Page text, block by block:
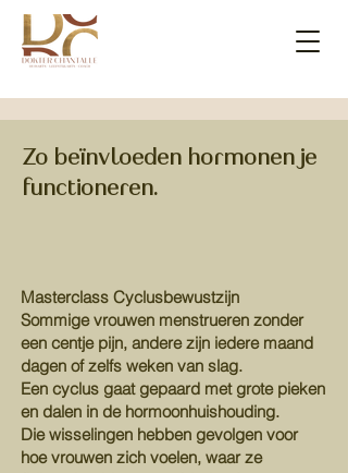
Zo beïnvloeden hormonen je
functioneren.
Masterclass Cyclusbewustzijn
Sommige vrouwen menstrueren zonder
een centje pijn, andere zijn iedere maand
dagen of zelfs weken van slag.
Een cyclus gaat gepaard met grote pieken
en dalen in de hormoonhuishouding.
Die wisselingen hebben gevolgen voor
hoe vrouwen zich voelen, waar ze